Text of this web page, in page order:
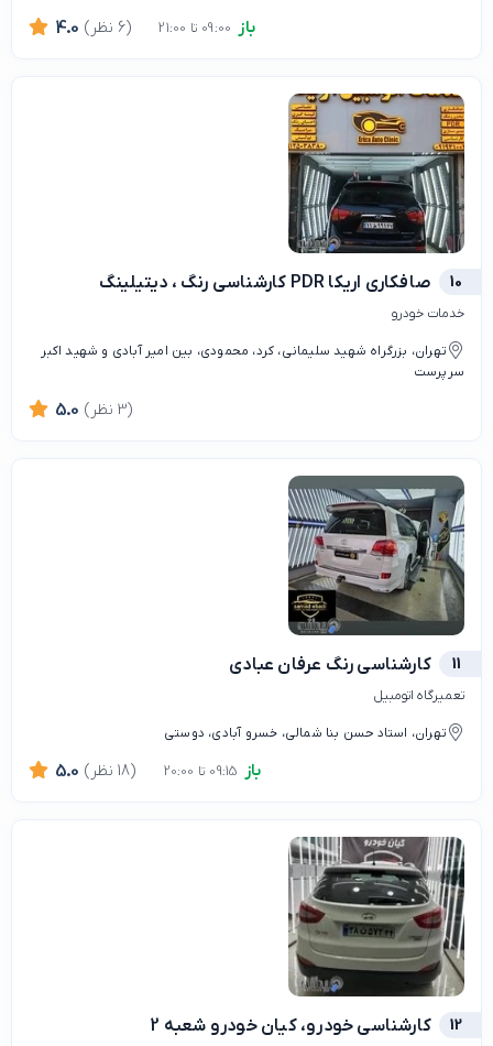
باز 4.0 (6 نظر)
10 صافکاری اریکا PDR کارشناسی رنگ ، دیتیلینگ
خدمات خودرو
تهران، بزرگراه شهید سلیمانی، کرد، محمودی، بین امیر آبادی و شهید اکبر
سرپرست
5.0 (3 نظر)
11 کارشناسی رنگ عرفان عبادی
تعمیرگاه اتومبیل
تهران، استاد حسن بنا شمالی، خسرو آبادی، دوستی
باز 5.0 (18 نظر)
12 کارشناسی خودرو، کیان خودرو شعبه 2